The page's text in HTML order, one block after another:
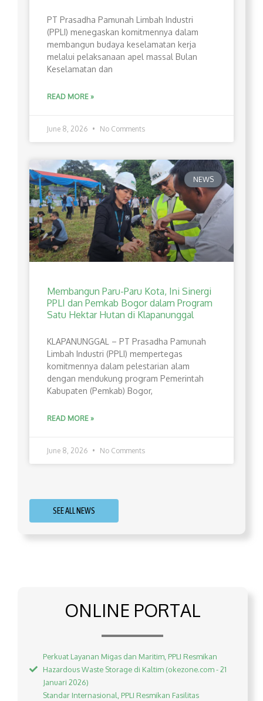
PT Prasadha Pamunah Limbah Industri
(PPLI) menegaskan komitmennya dalam
membangun budaya keselamatan kerja
melalui pelaksanaan apel massal Bulan
Keselamatan dan
READ MORE »
June 8, 2026 No Comments
NEWS
Membangun Paru-Paru Kota, Ini Sinergi
PPLI dan Pemkab Bogor dalam Program
Satu Hektar Hutan di Klapanunggal
​KLAPANUNGGAL – PT Prasadha Pamunah
Limbah Industri (PPLI) mempertegas
komitmennya dalam pelestarian alam
dengan mendukung program Pemerintah
Kabupaten (Pemkab) Bogor,
READ MORE »
June 8, 2026 No Comments
SEE ALL NEWS
ONLINE PORTAL
Perkuat Layanan Migas dan Maritim, PPLI Resmikan
Hazardous Waste Storage di Kaltim (okezone.com - 21
Januari 2026)
Standar Internasional, PPLI Resmikan Fasilitas